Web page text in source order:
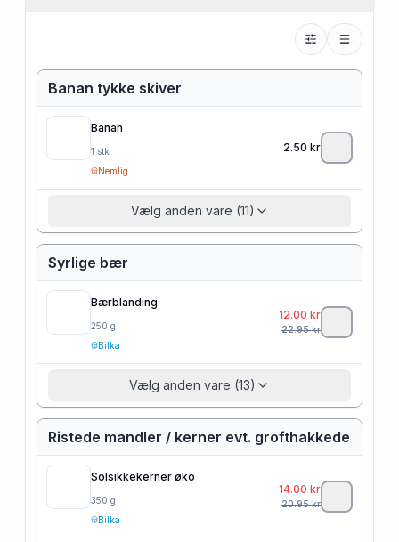
Banan tykke skiver
Banan
1 stk
Nemlig
2.50 kr
Vælg anden vare (11)
Syrlige bær
Bærblanding
250 g
Bilka
12.00 kr
22.95kr
Vælg anden vare (13)
Ristede mandler / kerner evt. grofthakkede
Solsikkekerner øko
350 g
Bilka
14.00 kr
20.95kr